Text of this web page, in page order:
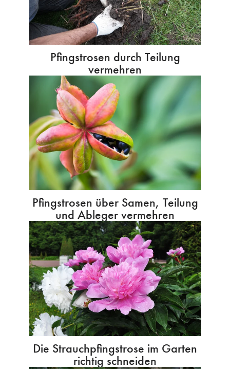
Pfingstrosen durch Teilung
vermehren
Pfingstrosen über Samen, Teilung
und Ableger vermehren
Die Strauchpfingstrose im Garten
richtig schneiden